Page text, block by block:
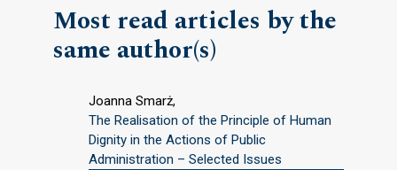
Most read articles by the
same author(s)
Joanna Smarż,
The Realisation of the Principle of Human
Dignity in the Actions of Public
Administration – Selected Issues